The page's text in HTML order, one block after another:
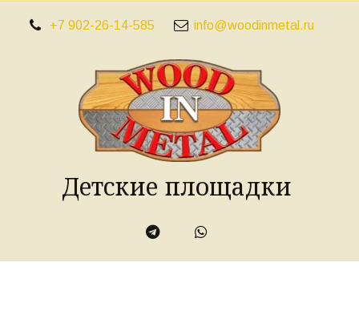
+7 902-26-14-585 info@woodinmetal.ru
Детские площадки